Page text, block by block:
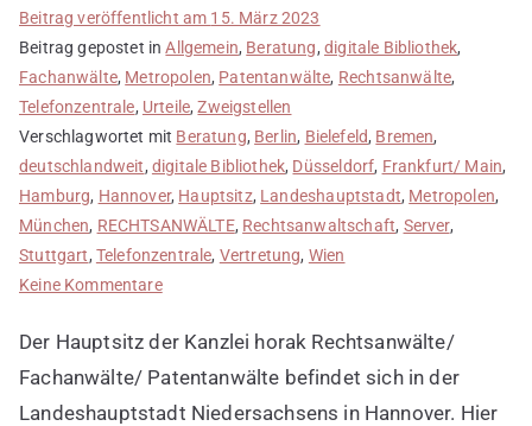
Beitrag veröffentlicht am 15. März 2023
Beitrag gepostet inAllgemein, Beratung, digitale Bibliothek,
Fachanwälte, Metropolen, Patentanwälte, Rechtsanwälte,
Telefonzentrale, Urteile,Zweigstellen
Verschlagwortet mit Beratung, Berlin, Bielefeld, Bremen,
deutschlandweit, digitale Bibliothek, Düsseldorf, Frankfurt/ Main,
Hamburg, Hannover, Hauptsitz, Landeshauptstadt, Metropolen,
München, RECHTSANWÄLTE, Rechtsanwaltschaft, Server,
Stuttgart, Telefonzentrale, Vertretung, Wien
Keine Kommentarezu
Fachkanzleien
entdecken
Der Hauptsitz der Kanzlei horak Rechtsanwälte/
Fachanwälte/ Patentanwälte befindet sich in der
Landeshauptstadt Niedersachsens in Hannover. Hier